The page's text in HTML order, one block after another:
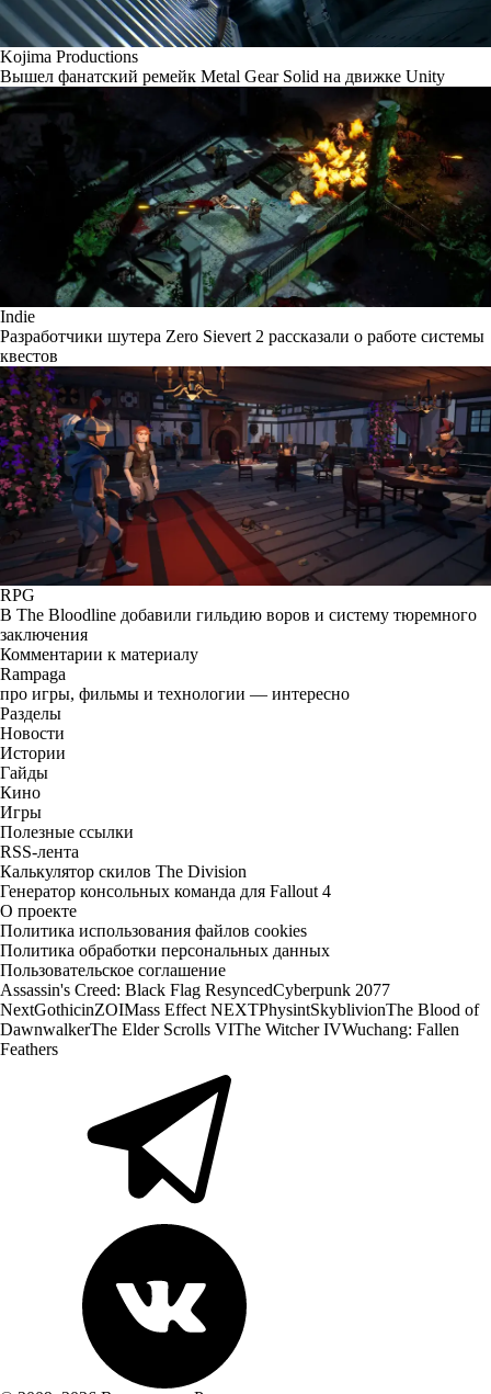
Kojima Productions
Вышел фанатский ремейк Metal Gear Solid на движке Unity
Indie
Разработчики шутера Zero Sievert 2 рассказали о работе системы
квестов
RPG
В The Bloodline добавили гильдию воров и систему тюремного
заключения
Комментарии к материалу
Rampaga
про игры, фильмы и технологии — интересно
Разделы
Новости
Истории
Гайды
Кино
Игры
Полезные ссылки
RSS-лента
Калькулятор скилов The Division
Генератор консольных команда для Fallout 4
О проекте
Политика использования файлов cookies
Политика обработки персональных данных
Пользовательское соглашение
Assassin's Creed: Black Flag ResyncedCyberpunk 2077
NextGothicinZOIMass Effect NEXTPhysintSkyblivionThe Blood of
DawnwalkerThe Elder Scrolls VIThe Witcher IVWuchang: Fallen
Feathers